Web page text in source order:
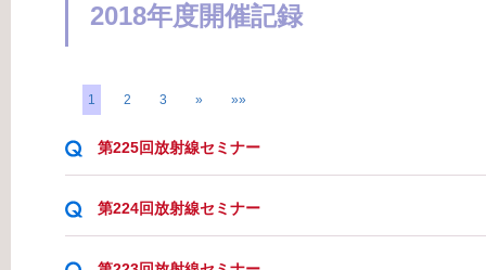
2018年度開催記録
1 2 3 » »»
第225回放射線セミナー
第224回放射線セミナー